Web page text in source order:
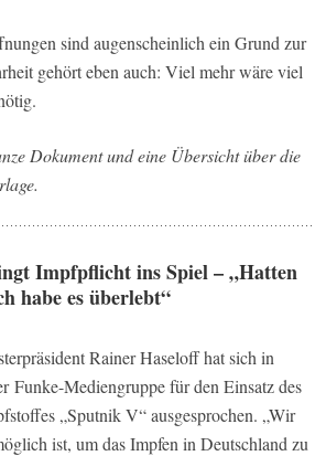
sind augenscheinlich ein Grund zur
gehört eben auch: Viel mehr wäre viel
Dokument und eine Übersicht über die
Impfpflicht ins Spiel – „Hatten
habe es überlebt“
Rainer Haseloff hat sich in
Funke-Mediengruppe für den Einsatz des
„Sputnik V“ ausgesprochen. „Wir
ist, um das Impfen in Deutschland zu